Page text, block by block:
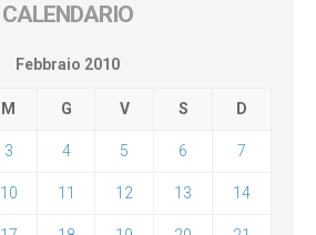
CALENDARIO
Febbraio 2010
M G V S D
3 4 5 6 7
10 11 12 13 14